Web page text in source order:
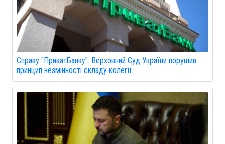
Справу "ПриватБанку": Верховний Суд України порушив
принцип незмінності складу колегії